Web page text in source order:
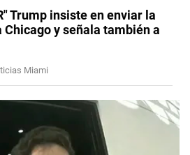
Trump insiste en enviar la
Chicago y señala también a
Miami